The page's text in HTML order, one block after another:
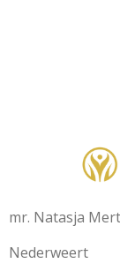
mr. Natasja
Nederweert